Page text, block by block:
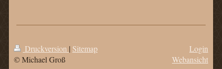
Druckversion | Sitemap
© Michael Groß
Login
Webansicht